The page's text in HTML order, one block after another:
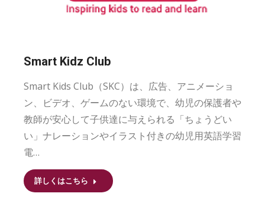
Smart Kidz Club
Smart Kids Club（SKC）は、広告、アニメーショ
ン、ビデオ、ゲームのない環境で、幼児の保護者や
教師が安心して子供達に与えられる「ちょうどい
い」ナレーションやイラスト付きの幼児用英語学習
電…
詳しくはこちら